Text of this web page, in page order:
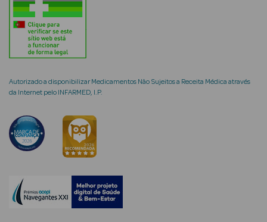
Rosto e
Cosmética
Rosto
Hidratantes
Séruns Faciais
Anti-
Autorizado a disponibilizar Medicamentos Não Sujeitos a Receita Médica através
da Internet pelo INFARMED, I.P.